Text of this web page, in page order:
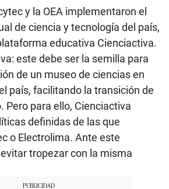
y la OEA implementaron el
de ciencia y tecnología del país,
educativa Cienciactiva.
este debe ser la semilla para
de un museo de ciencias en
país, facilitando la transición de
Pero para ello, Cienciactiva
definidas de las que
o Electrolima. Ante este
tropezar con la misma